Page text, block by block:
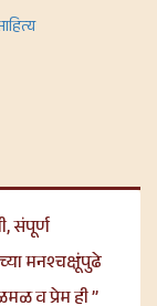
संपूर्ण
मनश्चक्षूंपुढे
व प्रेम ही ”